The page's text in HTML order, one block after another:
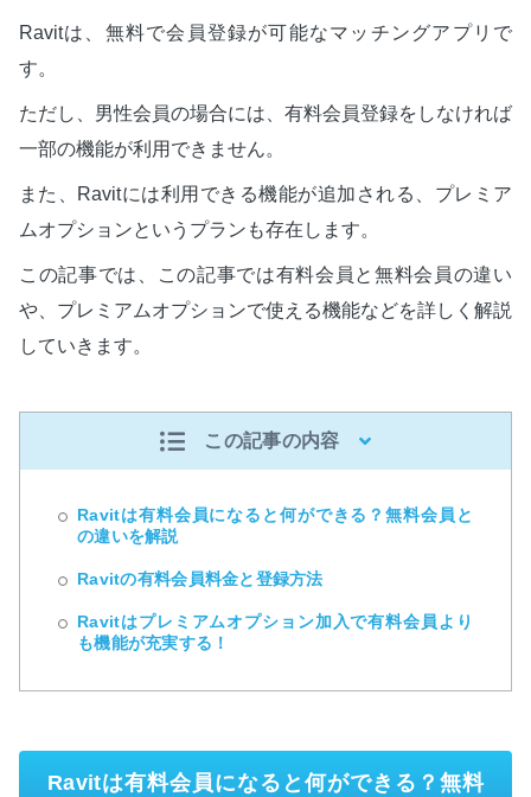
Ravitは、無料で会員登録が可能なマッチングアプリで
す。
ただし、男性会員の場合には、有料会員登録をしなければ
一部の機能が利用できません。
また、Ravitには利用できる機能が追加される、プレミア
ムオプションというプランも存在します。
この記事では、この記事では有料会員と無料会員の違い
や、プレミアムオプションで使える機能などを詳しく解説
していきます。
この記事の内容
Ravitは有料会員になると何ができる？無料会員と
の違いを解説
Ravitの有料会員料金と登録方法
Ravitはプレミアムオプション加入で有料会員より
も機能が充実する！
Ravitは有料会員になると何ができる？無料